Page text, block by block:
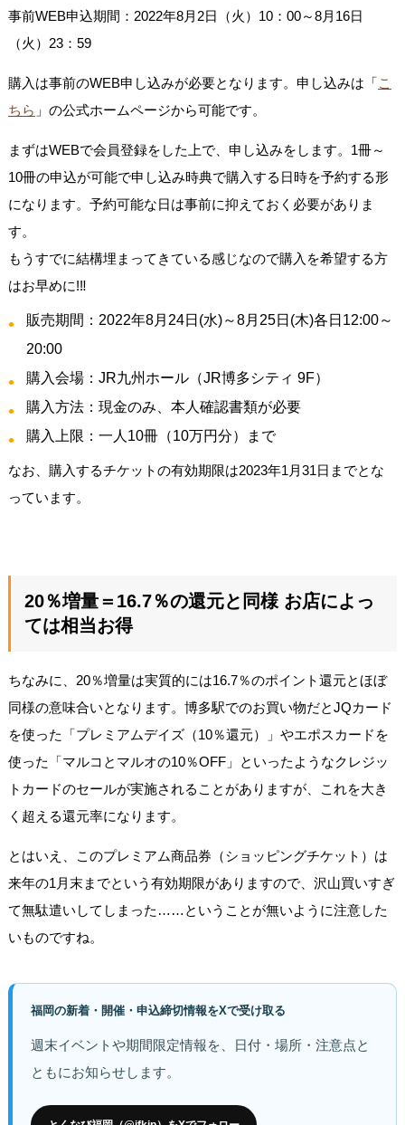
事前WEB申込期間：2022年8月2日（火）10：00～8月16日
（火）23：59
購入は事前のWEB申し込みが必要となります。申し込みは「こ
ちら 」の公式ホームページから可能です。
まずはWEBで会員登録をした上で、申し込みをします。1冊～
10冊の申込が可能で申し込み時典で購入する日時を予約する形
になります。予約可能な日は事前に抑えておく必要がありま
す。
もうすでに結構埋まってきている感じなので購入を希望する方
はお早めに!‼
販売期間：2022年8月24日(水)～8月25日(木)各日12:00～
20:00
購入会場：JR九州ホール（JR博多シティ 9F）
購入方法：現金のみ、本人確認書類が必要
購入上限：一人10冊（10万円分）まで
なお、購入するチケットの有効期限は2023年1月31日までとな
っています。
20％増量＝16.7％の還元と同様 お店によっ
ては相当お得
ちなみに、20％増量は実質的には16.7％のポイント還元とほぼ
同様の意味合いとなります。博多駅でのお買い物だとJQカード
を使った「プレミアムデイズ（10％還元）」やエポスカードを
使った「マルコとマルオの10％OFF」といったようなクレジッ
トカードのセールが実施されることがありますが、これを大き
く超える還元率になります。
とはいえ、このプレミアム商品券（ショッピングチケット）は
来年の1月末までという有効期限がありますので、沢山買いすぎ
て無駄遣いしてしまった……ということが無いように注意した
いものですね。
福岡の新着・開催・申込締切情報をXで受け取る
週末イベントや期間限定情報を、日付・場所・注意点と
ともにお知らせします。